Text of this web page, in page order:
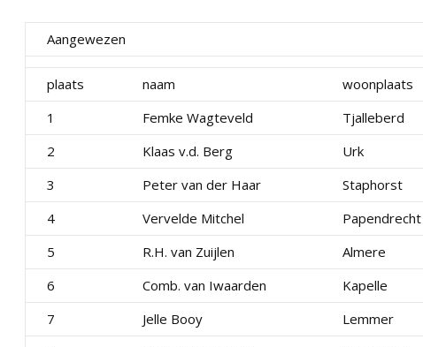
Aangewezen
plaats naam woonplaats
1
Femke Wagteveld Tjalleberd
2
Klaas v.d. Berg Urk
3
Peter van der Haar Staphorst
4
Vervelde Mitchel Papendrecht
5
R.H. van Zuijlen Almere
6
Comb. van Iwaarden Kapelle
7
Jelle Booy Lemmer